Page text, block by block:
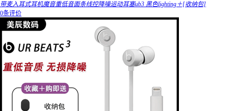
带麦入耳式耳机魔音重低音面条线控降噪运动耳塞ub3 黑色lighting＋[收纳包]
0条评价